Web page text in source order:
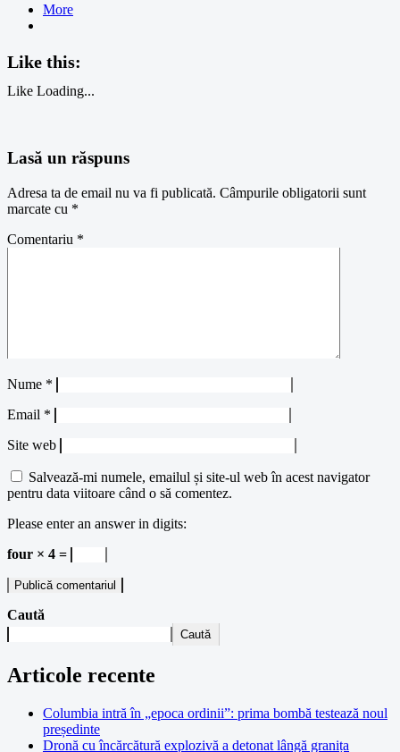
More
Like this:
Like Loading...
Lasă un răspuns
Adresa ta de email nu va fi publicată. Câmpurile obligatorii sunt
marcate cu *
Comentariu *
Nume *
Email *
Site web
Salvează-mi numele, emailul și site-ul web în acest navigator
pentru data viitoare când o să comentez.
Please enter an answer in digits:
four × 4 =
Caută
Caută
Articole recente
Columbia intră în „epoca ordinii”: prima bombă testează noul
președinte
Dronă cu încărcătură explozivă a detonat lângă granița